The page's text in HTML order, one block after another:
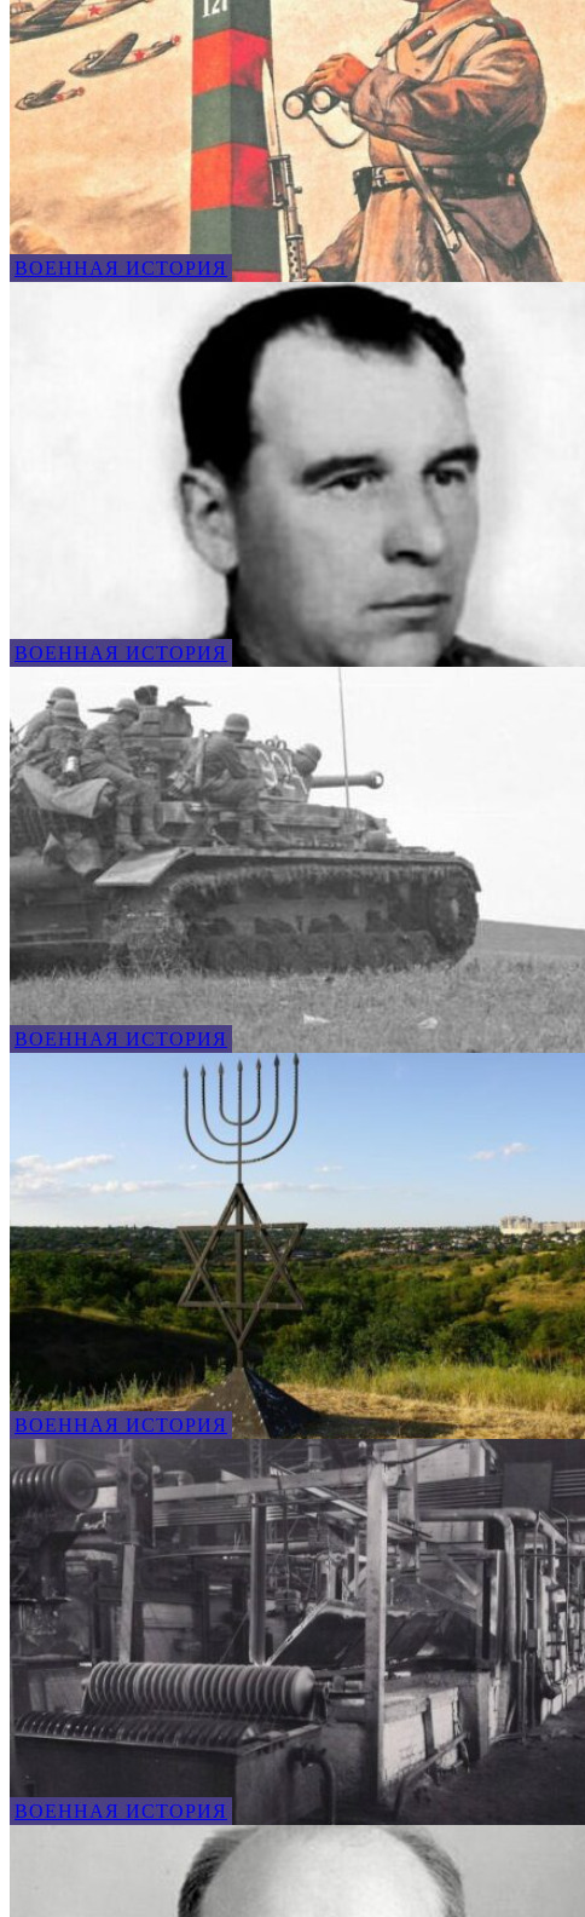
ВОЕННАЯ ИСТОРИЯ
ВОЕННАЯ ИСТОРИЯ
ВОЕННАЯ ИСТОРИЯ
ВОЕННАЯ ИСТОРИЯ
ВОЕННАЯ ИСТОРИЯ